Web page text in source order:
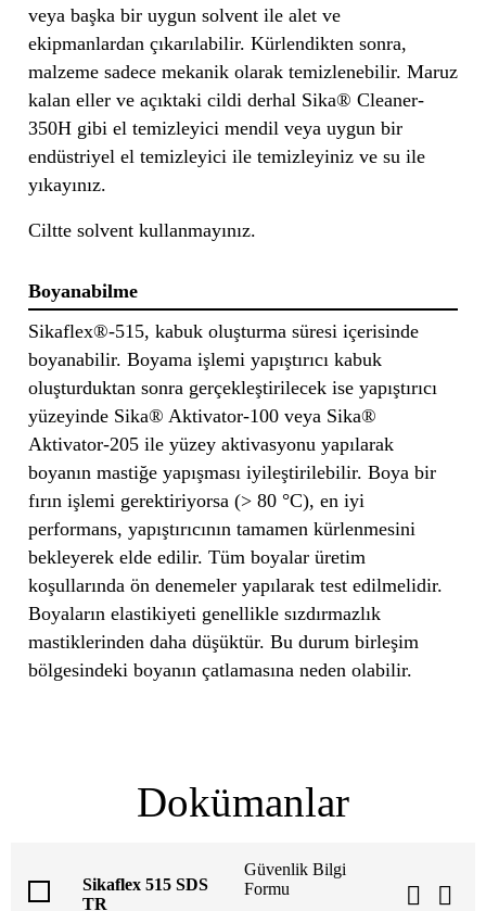
veya başka bir uygun solvent ile alet ve
ekipmanlardan çıkarılabilir. Kürlendikten sonra,
malzeme sadece mekanik olarak temizlenebilir. Maruz
kalan eller ve açıktaki cildi derhal Sika® Cleaner-
350H gibi el temizleyici mendil veya uygun bir
endüstriyel el temizleyici ile temizleyiniz ve su ile
yıkayınız.
Ciltte solvent kullanmayınız.
Boyanabilme
Sikaflex®-515, kabuk oluşturma süresi içerisinde
boyanabilir. Boyama işlemi yapıştırıcı kabuk
oluşturduktan sonra gerçekleştirilecek ise yapıştırıcı
yüzeyinde Sika® Aktivator-100 veya Sika®
Aktivator-205 ile yüzey aktivasyonu yapılarak
boyanın mastiğe yapışması iyileştirilebilir. Boya bir
fırın işlemi gerektiriyorsa (> 80 °C), en iyi
performans, yapıştırıcının tamamen kürlenmesini
bekleyerek elde edilir. Tüm boyalar üretim
koşullarında ön denemeler yapılarak test edilmelidir.
Boyaların elastikiyeti genellikle sızdırmazlık
mastiklerinden daha düşüktür. Bu durum birleşim
bölgesindeki boyanın çatlamasına neden olabilir.
Dokümanlar
Sikaflex 515 SDS
TR
Güvenlik Bilgi
Formu